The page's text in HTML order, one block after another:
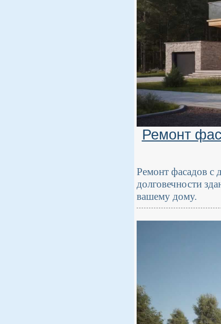
Ремонт
Ремонт фасадов с
долговечности
вашему дому.